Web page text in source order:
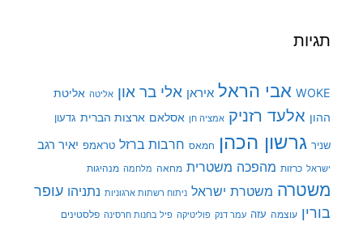
תגיות
WOKE אבי הראל איראן אלי בר און אליטה אליטת
ההון אלעד רזניק אמציה חן אסלאם ארצות הברית גדעון
שניר גרשון הכהן חמאס חרבות ברזל טראמפ יאיר רגב
ישראל כרזות מהפכה משטרית מחאה מלחמה מנהיגות
משטרה משטרת ישראל ניתוח רשתות ארגוניות נתניהו עופר
בורין עוצמה עזה עמר דנק פוליטיקה פיל בחנות חרסינה פלסטינים